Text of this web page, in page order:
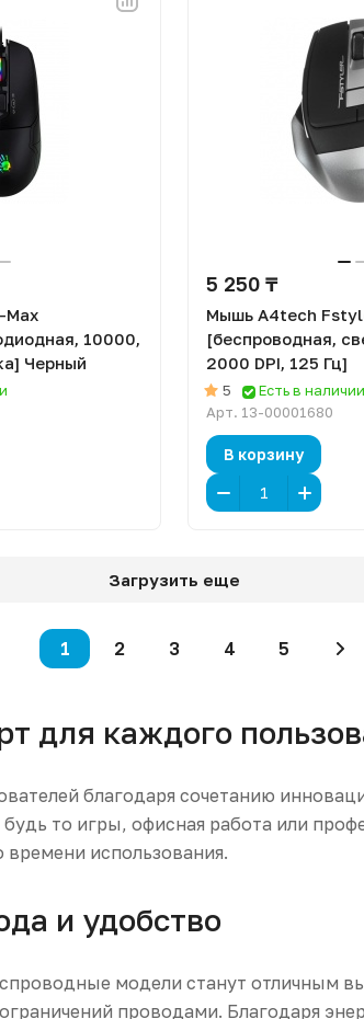
10000,
Черный
5 250 ₸
Мышь A4tech
[беспроводная,
2000 DPI, 125 Гц]
5
Есть в наличии
Арт. 13-00001680
В корзину
Загрузить еще
1 2 3 4 5
для каждого
благодаря сочетанию
то игры, офисная работа или
использования.
и удобство
модели станут отличным
проводами. Благодаря